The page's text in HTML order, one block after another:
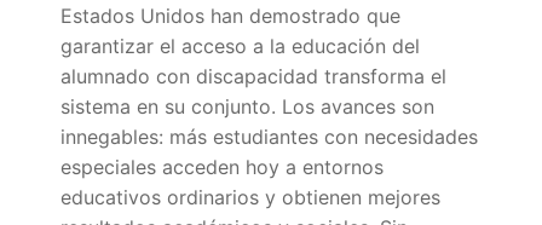
Estados Unidos han demostrado que
garantizar el acceso a la educación del
alumnado con discapacidad transforma el
sistema en su conjunto. Los avances son
innegables: más estudiantes con necesidades
especiales acceden hoy a entornos
educativos ordinarios y obtienen mejores